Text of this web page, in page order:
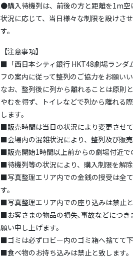
●購入待機列は、前後の方と距離を1m空
状況に応じて、当日様々な制限を設けさ
す。
【注意事項】
■「西日本シティ銀行 HKT48劇場ランダ
フの案内に従って整列のご協力をお願いい
なお、整列後に列から離れることは原則
やむを得ず、トイレなどで列から離れる
します。
■販売時間は当日の状況により変更させ
■会場内の混雑状況により、整列及び販
■販売開始1時間以上前からの劇場付近で
■待機列等の状況により、購入制限を解
■写真整理エリア内での金銭の授受は全
す。
■写真整理エリア内での座り込みは禁止と
■お客さまの物品の損失､事故などにつき
願い申し上げます。
■ゴミは必ずロビー内のゴミ箱へ捨てて
■食べ物のお持ち込みは禁止と致します